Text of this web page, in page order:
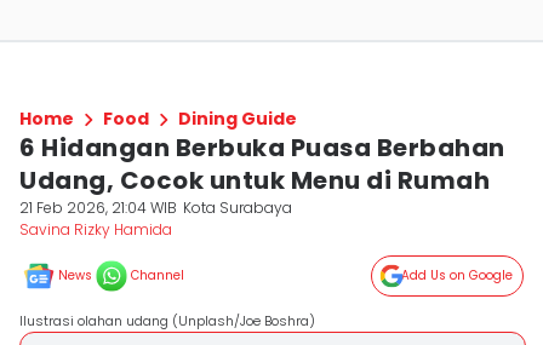
Home Food Dining Guide
6 Hidangan Berbuka Puasa Berbahan
Udang, Cocok untuk Menu di Rumah
21 Feb 2026, 21:04 WIB Kota Surabaya
Savina Rizky Hamida
News Channel Add Us on Google
Ilustrasi olahan udang (Unplash/Joe Boshra)